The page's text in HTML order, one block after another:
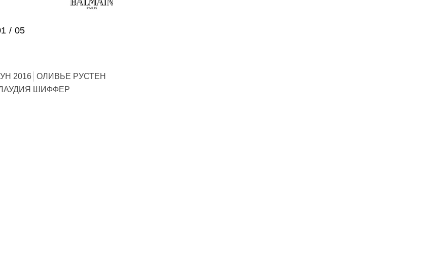
/ 05
2016 ОЛИВЬЕ РУСТЕН
ШИФФЕР